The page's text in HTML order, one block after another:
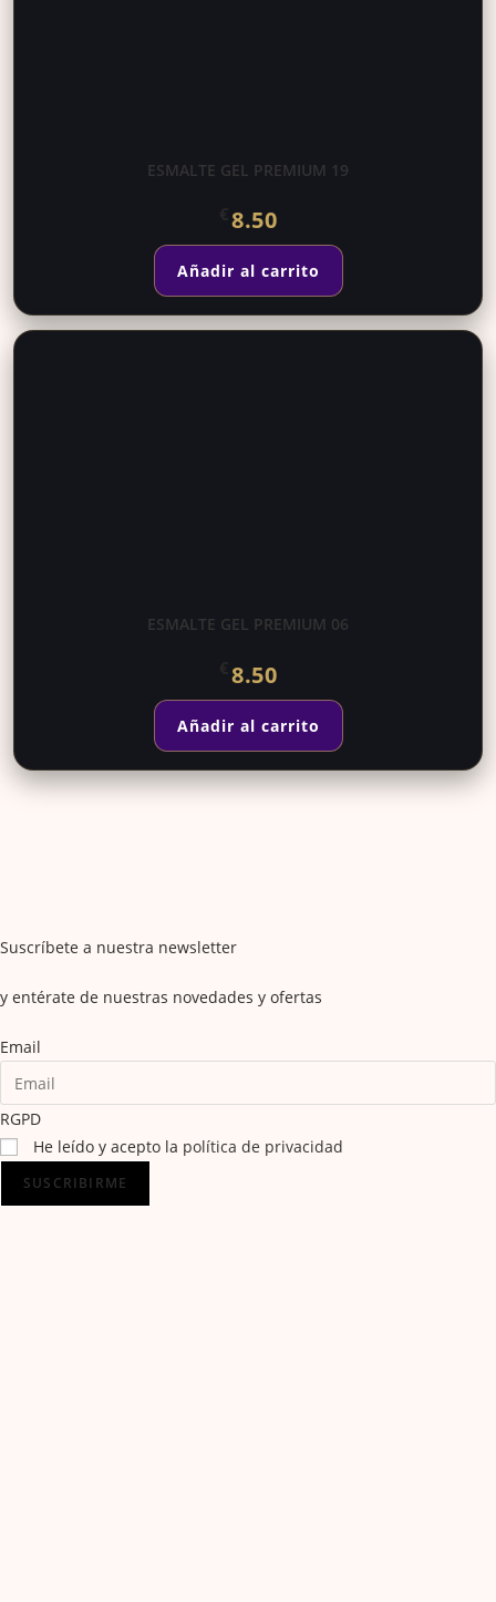
ESMALTE GEL PREMIUM 19
8.50
Añadir al carrito
ESMALTE GEL PREMIUM 06
8.50
Añadir al carrito
Suscríbete a nuestra newsletter
y entérate de nuestras novedades y ofertas
Email
RGPD
He leído y acepto la política de privacidad
SUSCRIBIRME